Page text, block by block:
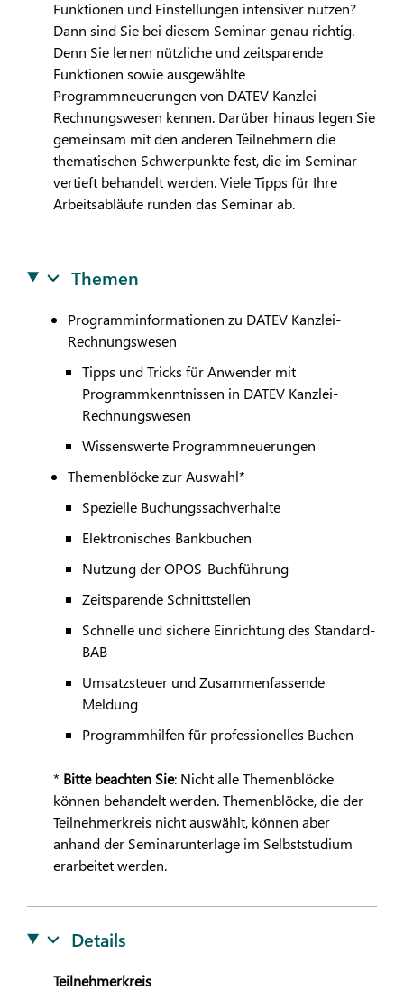
Funktionen und Einstellungen intensiver nutzen?
Dann sind Sie bei diesem Seminar genau richtig.
Denn Sie lernen nützliche und zeitsparende
Funktionen sowie ausgewählte
Programmneuerungen von DATEVKanzlei-
Rechnungswesen kennen. Darüber hinaus legen Sie
gemeinsam mit den anderen Teilnehmern die
thematischen Schwerpunkte fest, die im Seminar
vertieft behandelt werden. Viele Tipps für Ihre
Arbeitsabläufe runden das Seminar ab.
Themen
Programminformationen zu DATEVKanzlei-
Rechnungswesen
Tipps und Tricks für Anwender mit
Programmkenntnissen in DATEVKanzlei-
Rechnungswesen
Wissenswerte Programmneuerungen
Themenblöcke zur Auswahl*
Spezielle Buchungssachverhalte
Elektronisches Bankbuchen
Nutzung der OPOS-Buchführung
Zeitsparende Schnittstellen
Schnelle und sichere Einrichtung des Standard-
BAB
Umsatzsteuer und Zusammenfassende
Meldung
Programmhilfen für professionelles Buchen
* Bitte beachten Sie: Nicht alle Themenblöcke
können behandelt werden. Themenblöcke, die der
Teilnehmerkreis nicht auswählt, können aber
anhand der Seminarunterlage im Selbststudium
erarbeitet werden.
Details
Teilnehmerkreis